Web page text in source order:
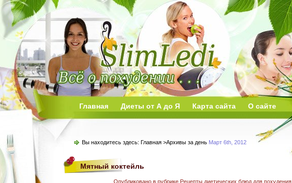
Главная Диеты от А до Я Карта сайта О сайте
Вы находитесь здесь: Главная >Архивы за день Март 6th, 2012
Мятный коктейль
Опубликовано в рубрике Рецепты диетических блюд для похудения